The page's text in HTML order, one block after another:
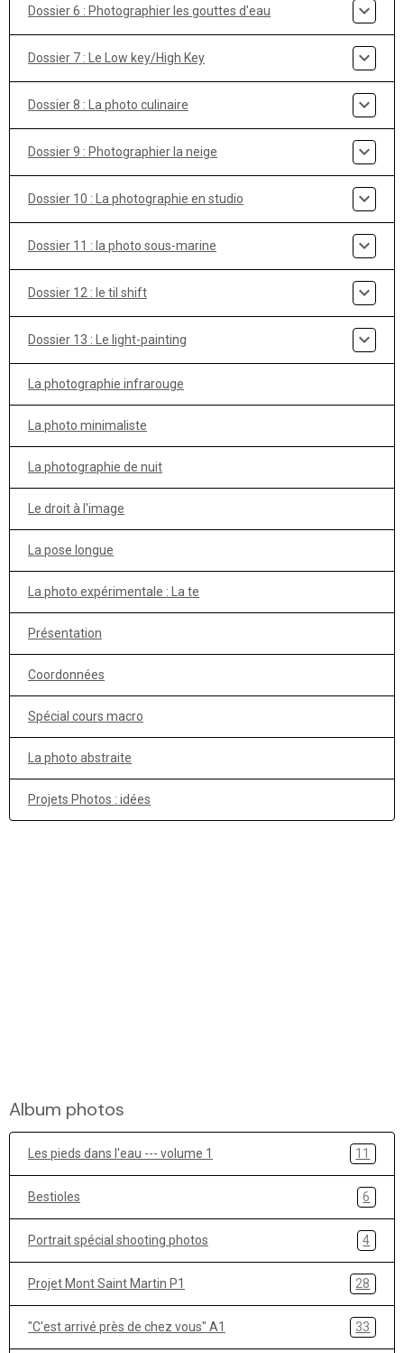
Dossier 6 : Photographier les gouttes d'eau
Dossier 7 : Le Low key/High Key
Dossier 8 : La photo culinaire
Dossier 9 : Photographier la neige
Dossier 10 : La photographie en studio
Dossier 11 : la photo sous-marine
Dossier 12 : le til shift
Dossier 13 : Le light-painting
La photographie infrarouge
La photo minimaliste
La photographie de nuit
Le droit à l'image
La pose longue
La photo expérimentale : La te
Présentation
Coordonnées
Spécial cours macro
La photo abstraite
Projets Photos : idées
Album photos
Les pieds dans l'eau --- volume 1 11
Bestioles 6
Portrait spécial shooting photos 4
Projet Mont Saint Martin P1 28
"C'est arrivé près de chez vous" A1 33